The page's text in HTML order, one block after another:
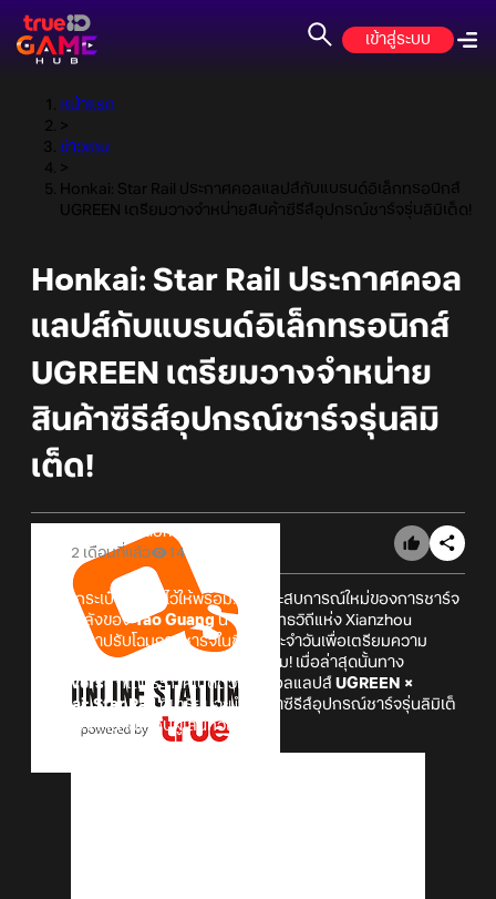
เข้าสู่ระบบ
หน้าแรก
>
ข่าวเกม
>
Honkai: Star Rail ประกาศคอลแลปส์กับแบรนด์อิเล็กทรอนิกส์
UGREEN เตรียมวางจำหน่ายสินค้าซีรีส์อุปกรณ์ชาร์จรุ่นลิมิเต็ด!
Honkai: Star Rail ประกาศคอล
แลปส์กับแบรนด์อิเล็กทรอนิกส์
UGREEN เตรียมวางจำหน่าย
สินค้าซีรีส์อุปกรณ์ชาร์จรุ่นลิมิ
เต็ด!
Online Station
2 เดือนที่แล้ว
14
เตรียมกระเป๋าเงินกันไว้ให้พร้อม! กับประสบการณ์ใหม่ของการชาร์จ
ที่จะนำพลังของYao Guangนายพลยุทธวิถีแห่ง Xianzhou
'Yuque' มาปรับโฉมการชาร์จในชีวิตประจำวันเพื่อเตรียมความ
พร้อมสำหรับการผจญภัยในโลกของเกม! เมื่อล่าสุดนั้นทาง
HoYoverseก็ได้ประกาศเปิดตัวการคอลแลปส์ UGREEN ×
Honkai: Star Railที่เตรียมจะนำสินค้าซีรีส์อุปกรณ์ชาร์จรุ่นลิมิเต็
ดมาวางจำหน่ายให้กับผู้เล่นทั่วโลก!